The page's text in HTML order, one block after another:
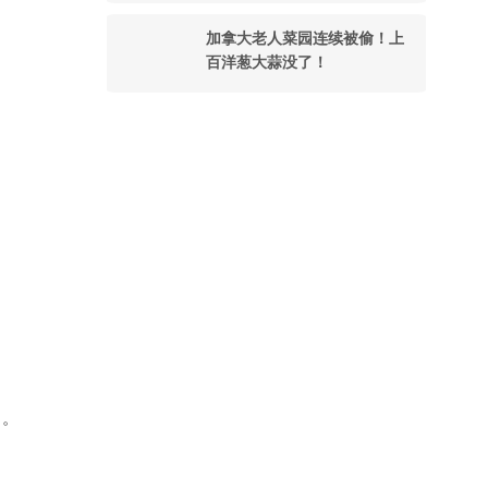
加拿大老人菜园连续被偷！上
百洋葱大蒜没了！